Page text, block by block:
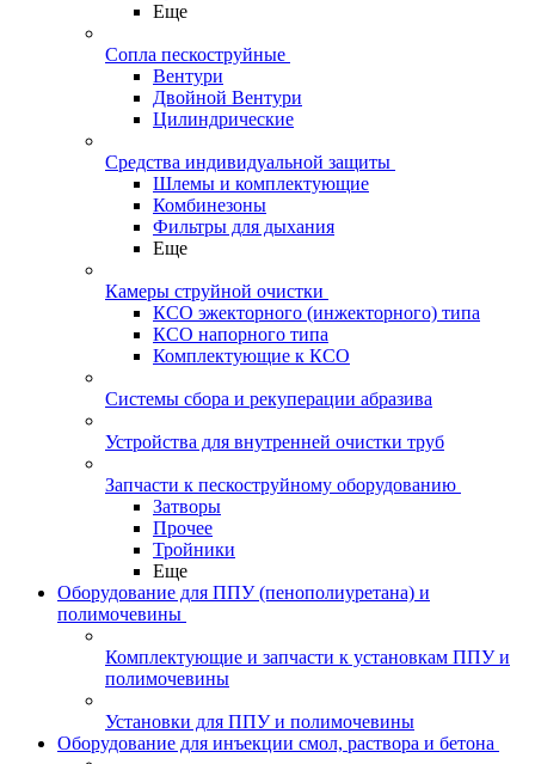
Еще
Сопла пескоструйные
Вентури
Двойной Вентури
Цилиндрические
Средства индивидуальной защиты
Шлемы и комплектующие
Комбинезоны
Фильтры для дыхания
Еще
Камеры струйной очистки
КСО эжекторного (инжекторного) типа
КСО напорного типа
Комплектующие к КСО
Системы сбора и рекуперации абразива
Устройства для внутренней очистки труб
Запчасти к пескоструйному оборудованию
Затворы
Прочее
Тройники
Еще
Оборудование для ППУ (пенополиуретана) и
полимочевины
Комплектующие и запчасти к установкам ППУ и
полимочевины
Установки для ППУ и полимочевины
Оборудование для инъекции смол, раствора и бетона